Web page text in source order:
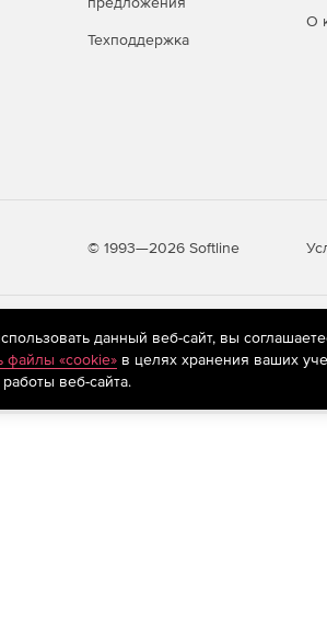
Техподдержка
О
© 1993—2026 Softline
применяютсярекомендательные
к предпочтениям
данный веб-сайт, вы
файлы «cookie»в целях хранения ваших
веб-сайта.